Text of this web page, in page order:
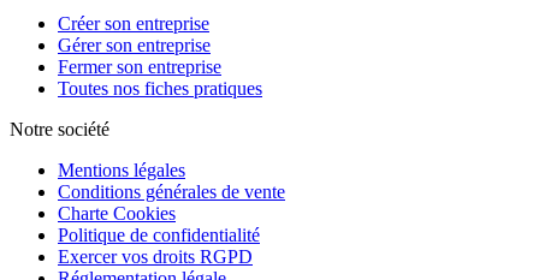
Créer son entreprise
Gérer son entreprise
Fermer son entreprise
Toutes nos fiches pratiques
Notre société
Mentions légales
Conditions générales de vente
Charte Cookies
Politique de confidentialité
Exercer vos droits RGPD